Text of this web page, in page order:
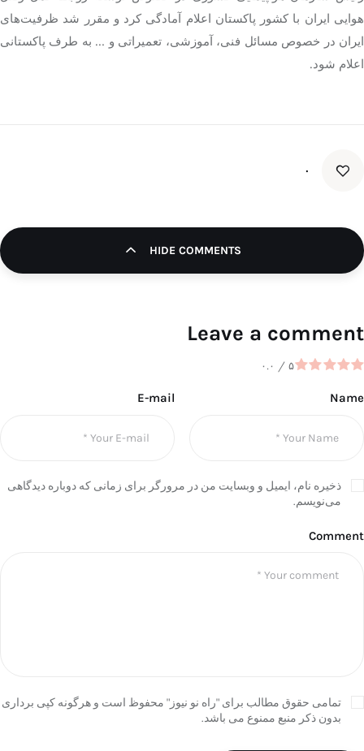
هوایی ایران با کشور پاکستان اعلام آمادگی کرد و مقرر شد ظرفیت‌های
ایران در خصوص مسائل فنی، آموزشی، تعمیراتی و … به طرف پاکستانی
اعلام شود.
۰
HIDE COMMENTS
Leave a comment
۰.۰ / ۵
Name
E-mail
ذخیره نام، ایمیل و وبسایت من در مرورگر برای زمانی که دوباره دیدگاهی
می‌نویسم.
Comment
تمامی حقوق مطالب برای "راه نو نیوز" محفوظ است و هرگونه کپی برداری
بدون ذکر منبع ممنوع می باشد.